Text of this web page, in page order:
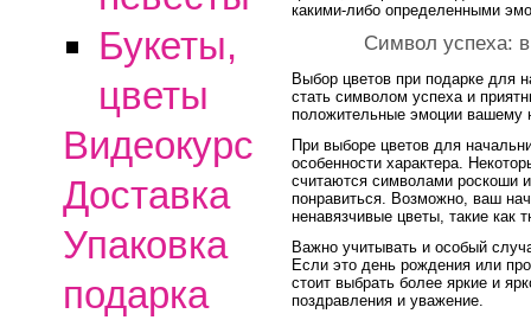
Букеты,
цветы
Видеокурс
Доставка
Упаковка
подарка
какими-либо определенными
Символ успеха:
Выбор цветов при подарке для
стать символом успеха и
положительные эмоции вашему
При выборе цветов для
особенности характера.
считаются символами роскоши
понравиться. Возможно, ваш
ненавязчивые цветы, такие как
Важно учитывать и особый
Если это день рождения или
стоит выбрать более яркие и
поздравления и уважение.